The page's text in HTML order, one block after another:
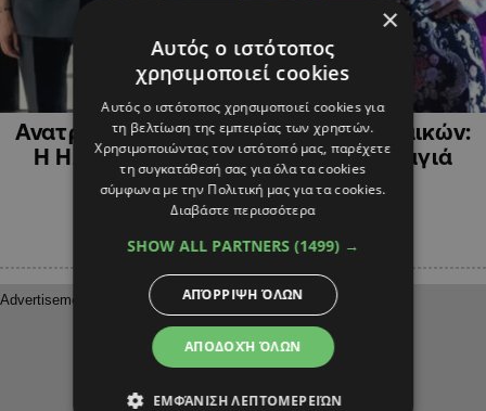
Ανατροπή με φόντο μια κόντρα γυναικών:
Η Ηλιάνα παίρνει την… θέση της Καγιά
×
Αυτός ο ιστότοπος
χρησιμοποιεί cookies
Αυτός ο ιστότοπος χρησιμοποιεί cookies για
τη βελτίωση της εμπειρίας των χρηστών.
Χρησιμοποιώντας τον ιστότοπό μας, παρέχετε
τη συγκατάθεσή σας για όλα τα cookies
σύμφωνα με την Πολιτική μας για τα cookies.
Διαβάστε περισσότερα
SHOW ALL PARTNERS (1499) →
ΑΠΟΔΟΧΉ ΌΛΩΝ
ΑΠΌΡΡΙΨΗ ΌΛΩΝ
ΕΜΦΆΝΙΣΗ ΛΕΠΤΟΜΕΡΕΙΏΝ